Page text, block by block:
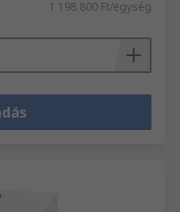
Ez
nem
1 198 800 Ft/egység